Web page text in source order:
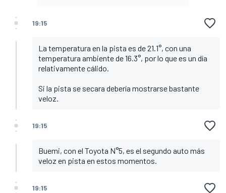
19:15
La temperatura en la pista es de 21.1°, con una
temperatura ambiente de 16.3°, por lo que es un día
relativamente cálido.
Si la pista se secara debería mostrarse bastante
veloz.
19:15
Buemi, con el Toyota N°5, es el segundo auto más
veloz en pista en estos momentos.
19:15